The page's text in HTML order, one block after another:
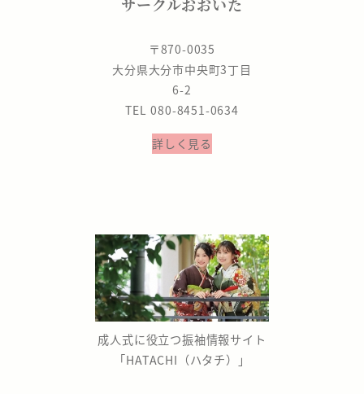
〒870-0035
大分県大分市中央町3丁目
6-2
TEL 080-8451-0634
詳しく見る
成人式に役立つ振袖情報サイト
「HATACHI（ハタチ）」